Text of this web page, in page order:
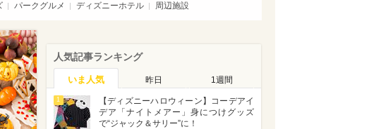
パークグルメ ディズニーホテル 周辺施設
人気記事ランキング
いま人気 昨日 1週間
1
【ディズニーハロウィーン】コーデアイ
デア「ナイトメアー」身につけグッズ
で“ジャック＆サリー”に！